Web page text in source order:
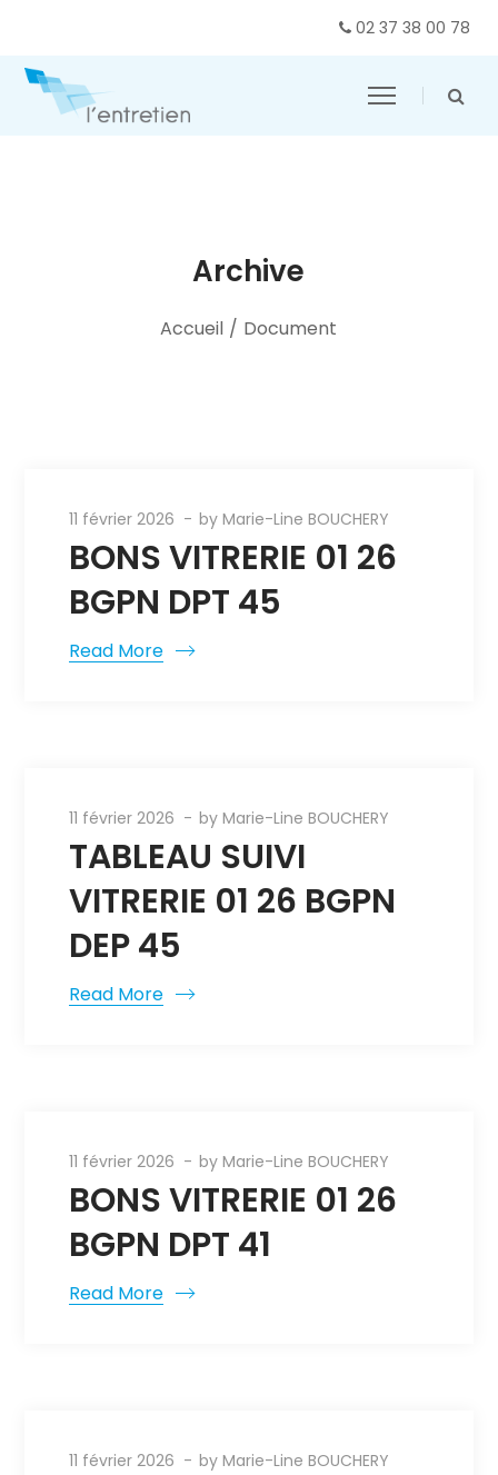
02 37 38 00 78
Archive
Accueil / Document
11 février 2026 byMarie-Line BOUCHERY
BONS VITRERIE 01 26
BGPN DPT 45
Read More
11 février 2026 byMarie-Line BOUCHERY
TABLEAU SUIVI
VITRERIE 01 26 BGPN
DEP 45
Read More
11 février 2026 byMarie-Line BOUCHERY
BONS VITRERIE 01 26
BGPN DPT 41
Read More
11 février 2026 byMarie-Line BOUCHERY